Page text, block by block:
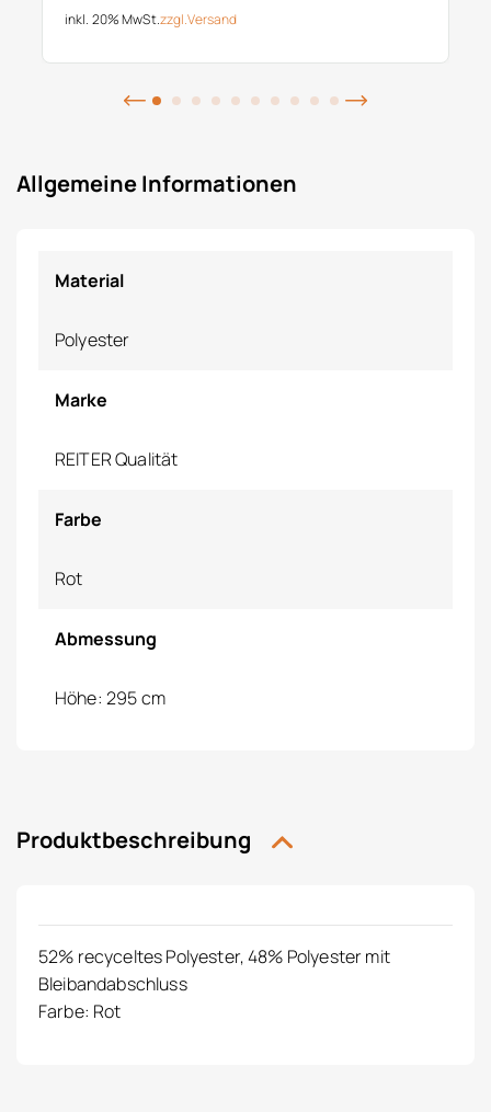
inkl. 20% MwSt.zzgl.Versand
Allgemeine Informationen
Material
Polyester
Marke
REITER Qualität
Farbe
Rot
Abmessung
Höhe: 295 cm
Produktbeschreibung
52% recyceltes Polyester, 48% Polyester mit
Bleibandabschluss
Farbe: Rot